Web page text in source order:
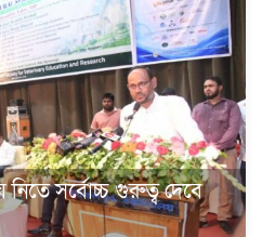
সর্বোচ্চ গুরুত্ব দেবে